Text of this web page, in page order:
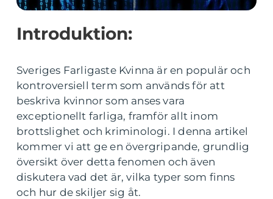
Introduktion:
Sveriges Farligaste Kvinna är en populär och
kontroversiell term som används för att
beskriva kvinnor som anses vara
exceptionellt farliga, framför allt inom
brottslighet och kriminologi. I denna artikel
kommer vi att ge en övergripande, grundlig
översikt över detta fenomen och även
diskutera vad det är, vilka typer som finns
och hur de skiljer sig åt.